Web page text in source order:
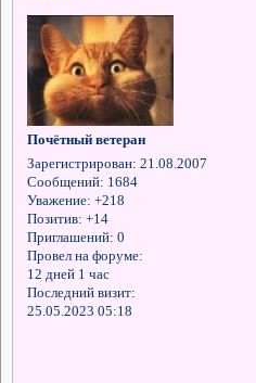
Почётный ветеран
Зарегистрирован: 21.08.2007
Сообщений: 1684
Уважение: +218
Позитив: +14
Приглашений: 0
Провел на форуме:
12 дней 1 час
Последний визит:
25.05.2023 05:18